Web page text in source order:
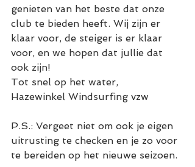
genieten van het beste dat onze
club te bieden heeft. Wij zijn er
klaar voor, de steiger is er klaar
voor, en we hopen dat jullie dat
ook zijn!
Tot snel op het water,
Hazewinkel Windsurfing vzw
P.S.: Vergeet niet om ook je eigen
uitrusting te checken en je zo voor
te bereiden op het nieuwe seizoen.